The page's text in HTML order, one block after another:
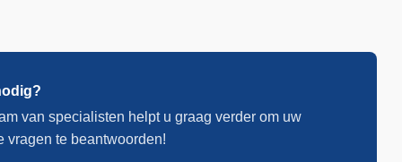
van specialisten helpt u graag verder om uw
vragen te beantwoorden!